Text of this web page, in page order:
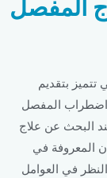
المفصل
بتقديم
اضطراب المفصل
البحث عن علاج
المعروفة في
في العوامل